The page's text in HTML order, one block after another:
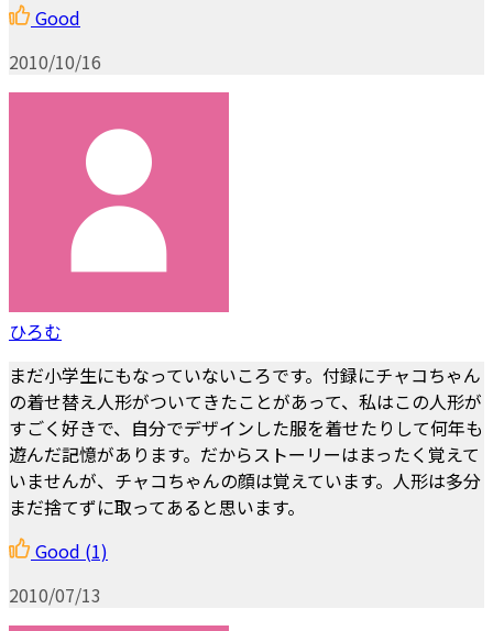
Good
2010/10/16
ひろむ
まだ小学生にもなっていないころです。付録にチャコちゃん
の着せ替え人形がついてきたことがあって、私はこの人形が
すごく好きで、自分でデザインした服を着せたりして何年も
遊んだ記憶があります。だからストーリーはまったく覚えて
いませんが、チャコちゃんの顔は覚えています。人形は多分
まだ捨てずに取ってあると思います。
Good (1)
2010/07/13